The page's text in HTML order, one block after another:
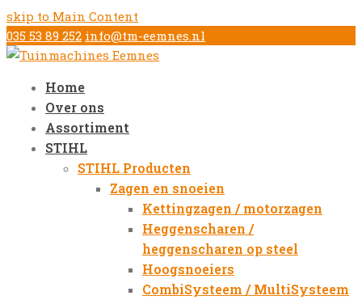
skip to Main Content
035 53 89 252 info@tm-eemnes.nl
Home
Over ons
Assortiment
STIHL
STIHL Producten
Zagen en snoeien
Kettingzagen / motorzagen
Heggenscharen /
heggenscharen op steel
Hoogsnoeiers
CombiSysteem / MultiSysteem